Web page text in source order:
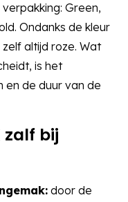
Green,
Ondanks de kleur
altijd roze. Wat
is het
de duur van de
zalf bij
door de